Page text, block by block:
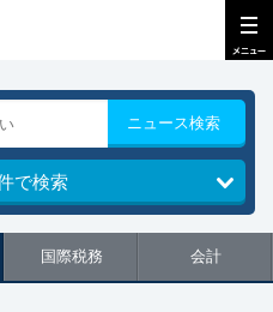
ニュース検索
で検索
国際税務 会計